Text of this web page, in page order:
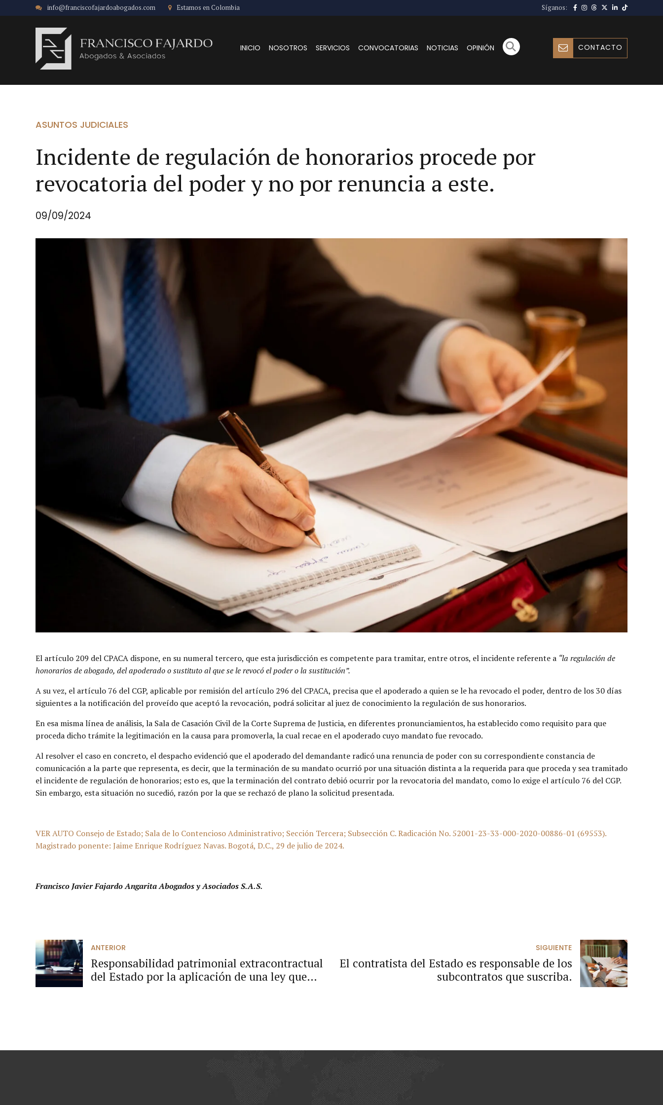
info@franciscofajardoabogados.com Estamos en Colombia Síganos:
CONTACTO
INICIO NOSOTROS SERVICIOS CONVOCATORIAS NOTICIAS OPINIÓN
ASUNTOS JUDICIALES
Incidente de regulación de honorarios procede por
revocatoria del poder y no por renuncia a este.
09/09/2024
El artículo 209 del CPACA dispone, en su numeral tercero, que esta jurisdicción es competente para tramitar, entre otros, el incidente referente a “la regulación de
honorarios de abogado, del apoderado o sustituto al que se le revocó el poder o la sustitución”.
A su vez, el artículo 76 del CGP, aplicable por remisión del artículo 296 del CPACA, precisa que el apoderado a quien se le ha revocado el poder, dentro de los 30 días
siguientes a la notificación del proveído que aceptó la revocación, podrá solicitar al juez de conocimiento la regulación de sus honorarios.
En esa misma línea de análisis, la Sala de Casación Civil de la Corte Suprema de Justicia, en diferentes pronunciamientos, ha establecido como requisito para que
proceda dicho trámite la legitimación en la causa para promoverla, la cual recae en el apoderado cuyo mandato fue revocado.
Al resolver el caso en concreto, el despacho evidenció que el apoderado del demandante radicó una renuncia de poder con su correspondiente constancia de
comunicación a la parte que representa, es decir, que la terminación de su mandato ocurrió por una situación distinta a la requerida para que proceda y sea tramitado
el incidente de regulación de honorarios; esto es, que la terminación del contrato debió ocurrir por la revocatoria del mandato, como lo exige el artículo 76 del CGP.
Sin embargo, esta situación no sucedió, razón por la que se rechazó de plano la solicitud presentada.
VER AUTO Consejo de Estado; Sala de lo Contencioso Administrativo; Sección Tercera; Subsección C. Radicación No. 52001-23-33-000-2020-00886-01 (69553).
Magistrado ponente: Jaime Enrique Rodríguez Navas. Bogotá, D.C., 29 de julio de 2024.
Francisco Javier Fajardo Angarita Abogados y Asociados S.A.S.
ANTERIOR
Responsabilidad patrimonial extracontractual
del Estado por la aplicación de una ley que
SIGUIENTE
El contratista del Estado es responsable de los
subcontratos que suscriba.